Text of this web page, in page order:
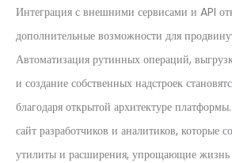
Интеграция с внешними сервисами и API
дополнительные возможности для
Автоматизация рутинных операций,
и создание собственных надстроек
благодаря открытой архитектуре
сайт разработчиков и аналитиков, которые
утилиты и расширения, упрощающие